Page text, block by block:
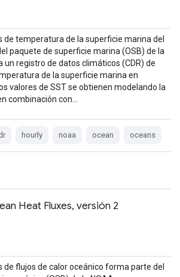
de temperatura de la superficie marina del
paquete de superficie marina (OSB) de la
un registro de datos climáticos (CDR) de
de la superficie marina en
valores de SST se obtienen modelando la
combinación con…
hourly noaa ocean oceans
Heat Fluxes, versión 2
de flujos de calor oceánico forma parte del